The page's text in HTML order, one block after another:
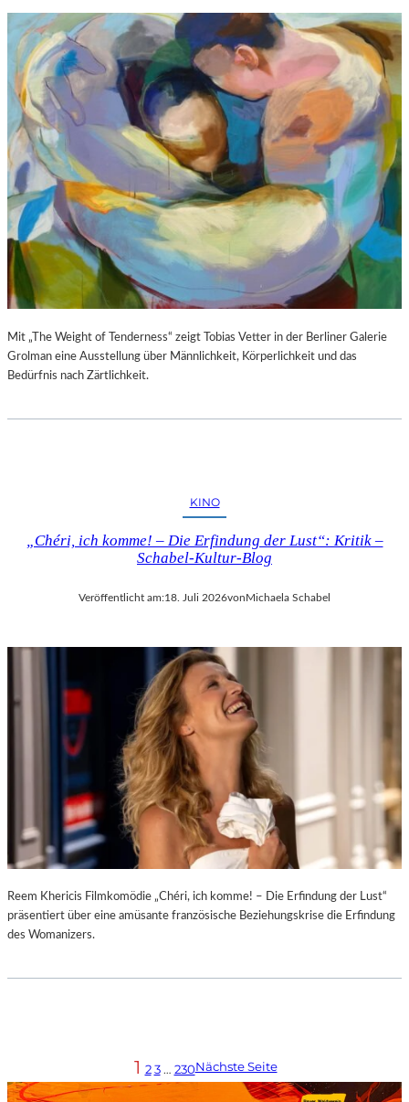
Mit „The Weight of Tenderness“ zeigt Tobias Vetter in der Berliner Galerie
Grolman eine Ausstellung über Männlichkeit, Körperlichkeit und das
Bedürfnis nach Zärtlichkeit.
KINO
„Chéri, ich komme! – Die Erfindung der Lust“: Kritik –
Schabel-Kultur-Blog
Veröffentlicht am:18. Juli 2026vonMichaela Schabel
Reem Khericis Filmkomödie „Chéri, ich komme! – Die Erfindung der Lust“
präsentiert über eine amüsante französische Beziehungskrise die Erfindung
des Womanizers.
1 2 3 … 230Nächste Seite